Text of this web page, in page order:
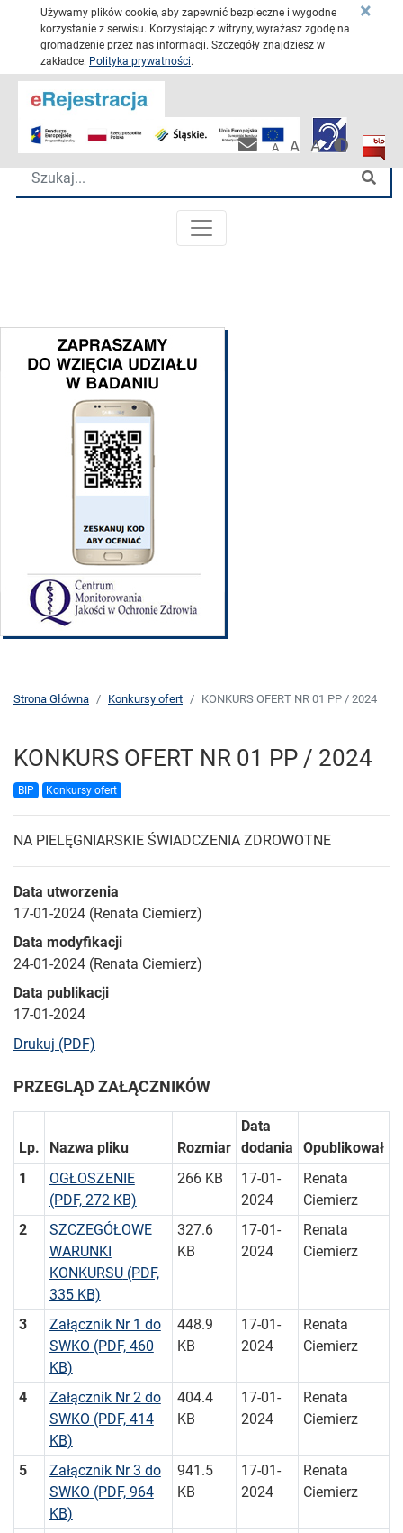
Używamy plików cookie, aby zapewnić bezpieczne i wygodne
korzystanie z serwisu. Korzystając z witryny, wyrażasz zgodę na
gromadzenie przez nas informacji. Szczegóły znajdziesz w
zakładce: Polityka prywatności.
×
Pracownicza
A A A
Katowickie Centrum Onkologii
Przejdź
Wyszukiwarka
MENU GŁÓWNE
Strona Główna Konkursy ofert KONKURS OFERT NR 01 PP / 2024
KONKURS OFERT NR 01 PP / 2024
BIP Konkursy ofert
NA PIELĘGNIARSKIE ŚWIADCZENIA ZDROWOTNE
Data utworzenia
17-01-2024 (Renata Ciemierz)
Data modyfikacji
24-01-2024 (Renata Ciemierz)
Data publikacji
17-01-2024
Drukuj (PDF)
PRZEGLĄD ZAŁĄCZNIKÓW
Lp. Nazwa pliku Rozmiar
Data
dodania
Opublikował
1
OGŁOSZENIE
(PDF, 272 KB)
266 KB
17-01-
2024
Renata
Ciemierz
2
SZCZEGÓŁOWE
WARUNKI
KONKURSU(PDF,
335 KB)
327.6
KB
17-01-
2024
Renata
Ciemierz
3
Załącznik Nr 1 do
SWKO (PDF, 460
KB)
448.9
KB
17-01-
2024
Renata
Ciemierz
4
Załącznik Nr 2 do
SWKO (PDF, 414
KB)
404.4
KB
17-01-
2024
Renata
Ciemierz
5
Załącznik Nr 3 do
SWKO (PDF, 964
KB)
941.5
KB
17-01-
2024
Renata
Ciemierz